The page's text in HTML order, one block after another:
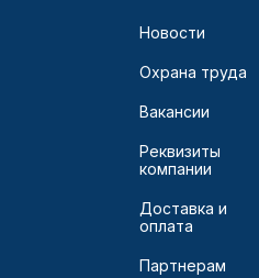
Новости
Охрана труда
Вакансии
Реквизиты
компании
Доставка и
оплата
Партнерам